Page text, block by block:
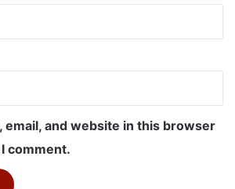
email, and website in this browser
comment.